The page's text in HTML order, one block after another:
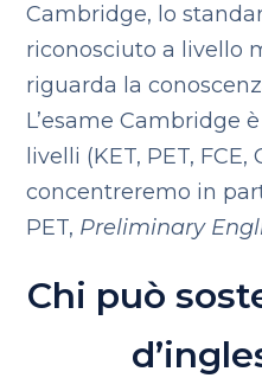
Cambridge, lo
riconosciuto a livello
riguarda la
L’esame Cambridge
livelli (KET, PET,
concentreremo in
PET, Preliminary
Chi può